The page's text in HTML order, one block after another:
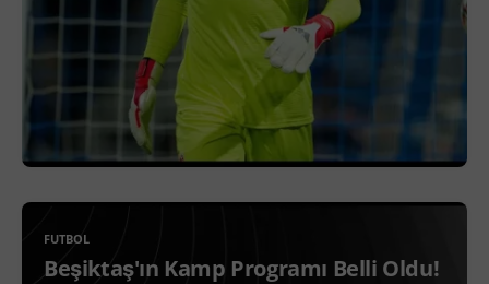
FUTBOL
Beşiktaş'ın Kamp Programı Belli Oldu!